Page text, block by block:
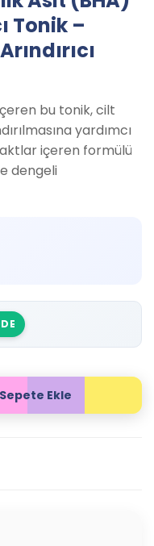
Tonik –
bu tonik, cilt
yardımcı
içeren formülü
dengeli
Sepete Ekle